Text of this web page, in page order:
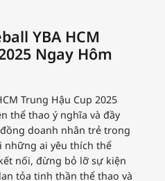
YBA HCM
Ngay Hôm
Trung Hậu Cup 2025
thể thao ý nghĩa và đầy
doanh nhân trẻ trong
những ai yêu thích thể
nối, đừng bỏ lỡ sự kiện
tỏa tinh thần thể thao và